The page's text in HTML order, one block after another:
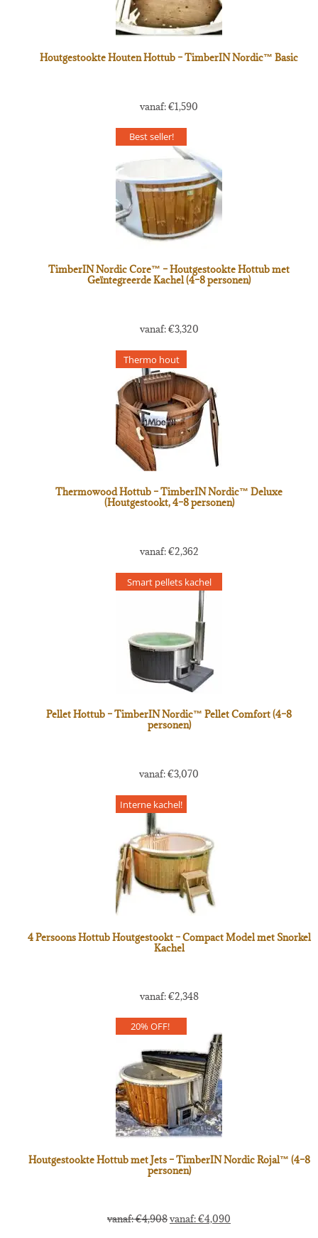
Houtgestookte Houten Hottub – TimberIN Nordic™ Basic
vanaf:€1,590
Best seller!
TimberIN Nordic Core™ – Houtgestookte Hottub met
Geïntegreerde Kachel (4–8 personen)
vanaf:€3,320
Thermo hout
Thermowood Hottub – TimberIN Nordic™ Deluxe
(Houtgestookt, 4–8 personen)
vanaf:€2,362
Smart pellets kachel
Pellet Hottub – TimberIN Nordic™ Pellet Comfort (4–8
personen)
vanaf:€3,070
Interne kachel!
4 Persoons Hottub Houtgestookt – Compact Model met Snorkel
Kachel
vanaf:€2,348
20% OFF!
Houtgestookte Hottub met Jets – TimberIN Nordic Rojal™ (4–8
personen)
vanaf:€4,908vanaf:€4,090